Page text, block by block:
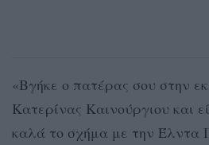
«Βγήκε ο πατέρας σου στην
Κατερίνας Καινούργιου και
καλά το σχήμα με την Έλντα